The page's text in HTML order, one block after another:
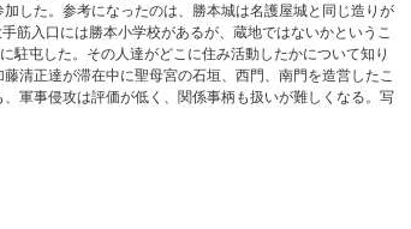
した。参考になったのは、勝本城は名護屋城と同じ造りが
入口には勝本小学校があるが、蔵地ではないかというこ
駐屯した。その人達がどこに住み活動したかについて知り
清正達が滞在中に聖母宮の石垣、西門、南門を造営したこ
軍事侵攻は評価が低く、関係事柄も扱いが難しくなる。写